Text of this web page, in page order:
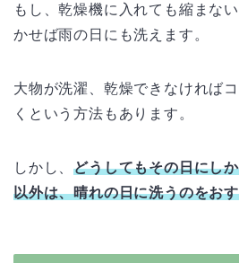
もし、乾燥機に入れても縮まな
かせば雨の日にも洗えます。
大物が洗濯、乾燥できなければ
くという方法もあります。
しかし、どうしてもその日にし
以外は、晴れの日に洗うのをお